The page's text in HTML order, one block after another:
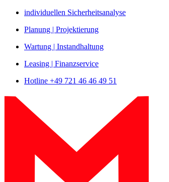
Zum
springen
individuellen Sicherheitsanalyse
Planung | Projektierung
Wartung | Instandhaltung
Leasing | Finanzservice
Hotline +49 721 46 46 49 51